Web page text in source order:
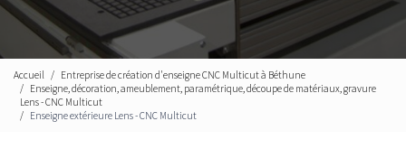
Accueil
Entreprise de création d'enseigne CNC Multicut à Béthune
Enseigne, décoration, ameublement, paramétrique, découpe de matériaux, gravure
Lens - CNC Multicut
Enseigne extérieure Lens - CNC Multicut